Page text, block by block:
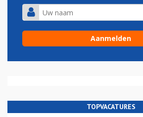
TOPVACATURES